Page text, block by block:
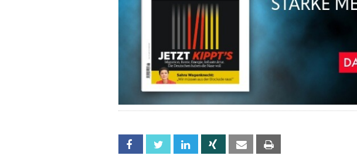
Facebook Twitter Linkedin Xing Email